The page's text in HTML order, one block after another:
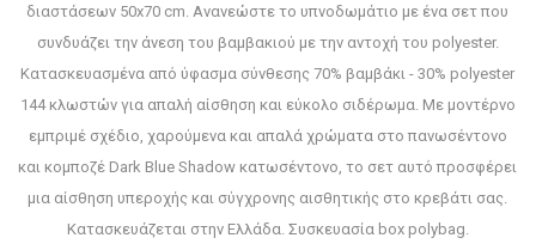
διαστάσεων 50x70 cm. Ανανεώστε το υπνοδωμάτιο με ένα σετ που
συνδυάζει την άνεση του βαμβακιού με την αντοχή του polyester.
Κατασκευασμένα από ύφασμα σύνθεσης 70% βαμβάκι - 30% polyester
144 κλωστών για απαλή αίσθηση και εύκολο σιδέρωμα. Με μοντέρνο
εμπριμέ σχέδιο, χαρούμενα και απαλά χρώματα στο πανωσέντονο
και κομποζέ Dark Blue Shadow κατωσέντονο, το σετ αυτό προσφέρει
μια αίσθηση υπεροχής και σύγχρονης αισθητικής στο κρεβάτι σας.
Κατασκευάζεται στην Ελλάδα. Συσκευασία box polybag.